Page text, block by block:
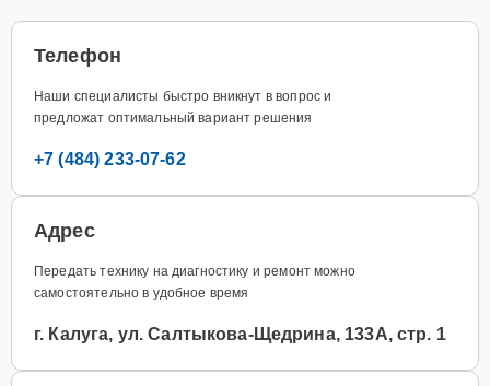
Телефон
Наши специалисты быстро вникнут в вопрос и
предложат оптимальный вариант решения
+7 (484) 233-07-62
Адрес
Передать технику на диагностику и ремонт можно
самостоятельно в удобное время
г. Калуга, ул. Салтыкова-Щедрина, 133А, стр. 1